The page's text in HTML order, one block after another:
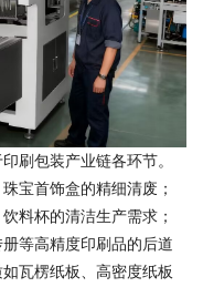
刷包装产业链各环节。
宝首饰盒的精细清废；
料杯的清洁生产需求；
等高精度印刷品的后道
瓦楞纸板、高密度纸板